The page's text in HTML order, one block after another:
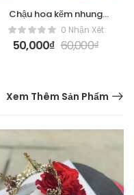
Chậu hoa kẽm nhung
mini để bàn, làm quà
tặng
0 Nhận Xét
50,000₫ 60,000₫
Xem Thêm Sản Phẩm